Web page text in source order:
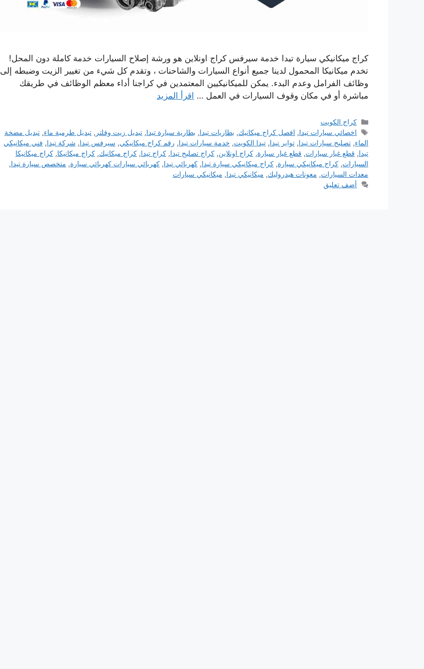
كراج ميكانيكي سيارة تيدا خدمة سيرفس كراج اونلاين هو ورشة إصلاح السيارات خدمة كاملة دون المحل!
تخدم ميكانيكا المحمول لدينا جميع أنواع السيارات والشاحنات ، وتقدم كل شيء من تغيير الزيت وضبطه إلى
وظائف الفرامل وعدم البدء. يمكن للميكانيكيين المعتمدين في كراجنا أداء معظم الوظائف في طريقك
مباشرة أو في مكان وقوف السيارات في العمل … اقرأ المزيد
التصنيفات
كراج الكويت
الوسوم
اخصائي سيارات تيدا, افصل كراج ميكانيك, بطاريات تيدا, بطارية سيارة تيدا,تبديل زيت وفلتر ,تبديل طرمية ماء,تبديل مضخة
الماء, تصليح سيارات تيدا, تواير تيدا, تيدا الكويت, خدمة سيارات تيدا, رقم كراج ميكانيكي, سيرفس تيدا, شركة تيدا, فني ميكانيكي
تيدا, قطع غيار سيارات, قطع غيار سيارة, كراج اونلاين, كراج تصليح تيدا, كراج تيدا, كراج ميكانيك, كراج ميكانيكا, كراج ميكانيكا
السيارات, كراج ميكانيكي سيارة, كراج ميكانيكي سيارة تيدا, كهربائي تيدا, كهربائي سيارات كهربائي سيارة, متخصص سيارة تيدا,
معدات السيارات, معونات هيدروليك, ميكانيكي تيدا, ميكانيكي سيارات
أضف تعليق